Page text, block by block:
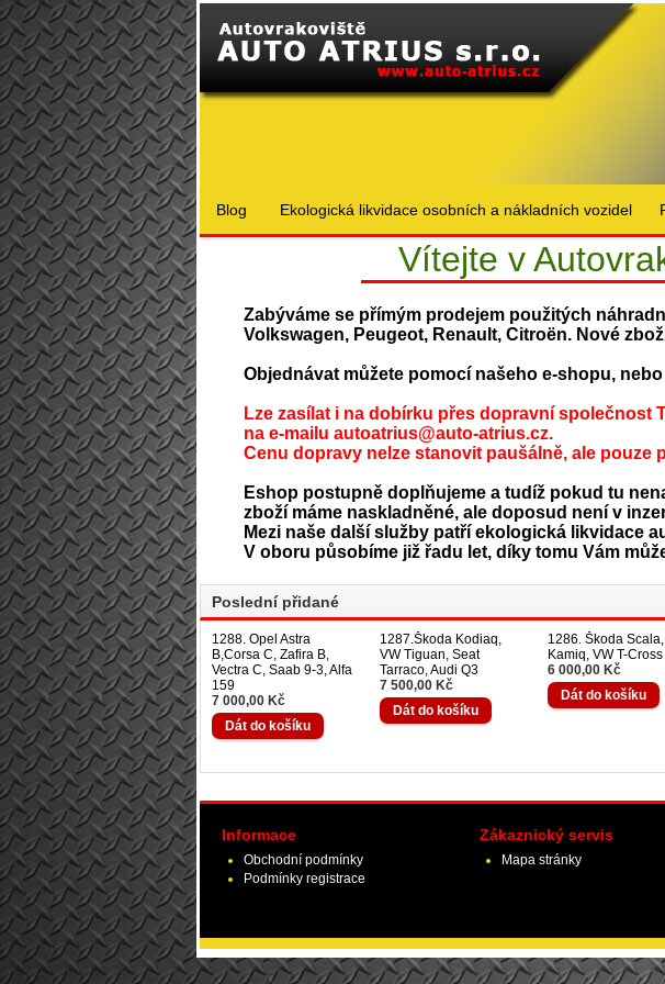
Blog Ekologická likvidace osobních a nákladních vozidel
Vítejte v
Zabýváme se přímým prodejem použitých
Volkswagen, Peugeot, Renault, Citroën. Nové
Objednávat můžete pomocí našeho e-shopu,
Lze zasílat i na dobírku přes dopravní společnost
na e-mailu autoatrius@auto-atrius.cz.
Cenu dopravy nelze stanovit paušálně, ale pouze
Eshop postupně doplňujeme a tudíž pokud tu
zboží máme naskladněné, ale doposud není v
Mezi naše další služby patří ekologická likvidace
V oboru působíme již řadu let, díky tomu Vám
Poslední přidané
1288. Opel Astra
B,Corsa C, Zafira B,
Vectra C, Saab 9-3, Alfa
159
7 000,00 Kč
1287.Škoda Kodiaq,
VW Tiguan, Seat
Tarraco, Audi Q3
7 500,00 Kč
1286. Škoda Scala,
Kamiq, VW T-Cross
6 000,00 Kč
Informace
Obchodní podmínky
Podmínky registrace
Zákaznický servis
Mapa stránky